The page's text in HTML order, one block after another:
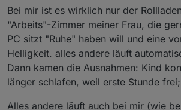
Bei mir ist es wirklich nur der
"Arbeits"-Zimmer meiner Frau, die
PC sitzt "Ruhe" haben will und eine
Helligkeit. alles andere läuft
Dann kamen die Ausnahmen: Kind
länger schlafen, weil erste Stunde
Alles andere läuft auch bei mir (wie